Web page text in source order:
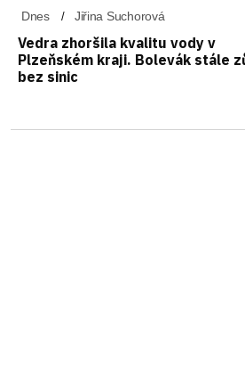
Dnes Jiřina Suchorová
Vedra zhoršila kvalitu vody v
Plzeňském kraji. Bolevák stále
bez sinic